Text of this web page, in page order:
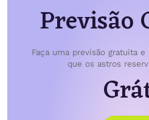
Previsão
Faça uma previsão gratuita
que os astros